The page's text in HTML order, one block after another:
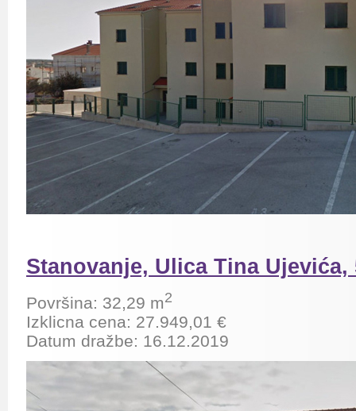
Stanovanje, Ulica Tina Ujevića,
Površina: 32,29 m2
Izklicna cena: 27.949,01 €
Datum dražbe: 16.12.2019